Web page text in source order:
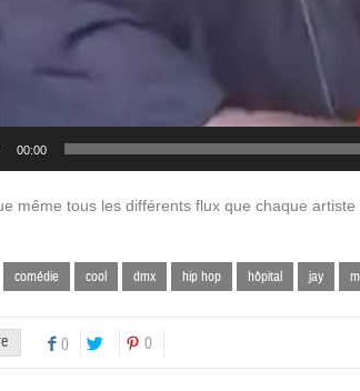
00:00
même tous les différents flux que chaque artiste
comédie cool dmx hip hop hôpital jay
0 0